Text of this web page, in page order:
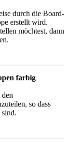
durch die Board-
erstellt wird.
möchtest, dann
farbig
so dass